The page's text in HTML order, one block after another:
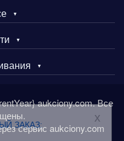
ЗАКАЗ:
x
aukciony.com. Все
сервис aukciony.com